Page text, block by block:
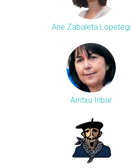
Ane Zabaleta Lopetegi
Arritxu Iribar